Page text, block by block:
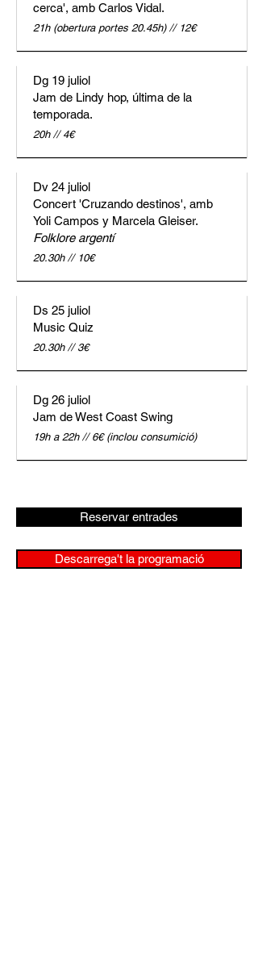
cerca', amb Carlos Vidal.
21h (obertura portes 20.45h) // 12€
Dg 19 juliol
Jam de Lindy hop, última de la
temporada.
20h // 4€
Dv 24 juliol
Concert 'Cruzando destinos', amb
Yoli Campos y Marcela Gleiser.
Folklore argentí
20.30h // 10€
Ds 25 juliol
Music Quiz
20.30h // 3€
Dg 26 juliol
Jam de West Coast Swing
19h a 22h // 6€ (inclou consumició)
Reservar entrades
Descarrega't la programació